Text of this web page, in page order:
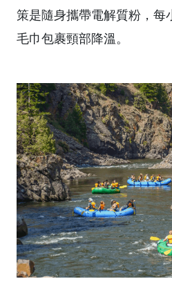
策是隨身攜帶電解質粉，每
毛巾包裹頸部降溫。